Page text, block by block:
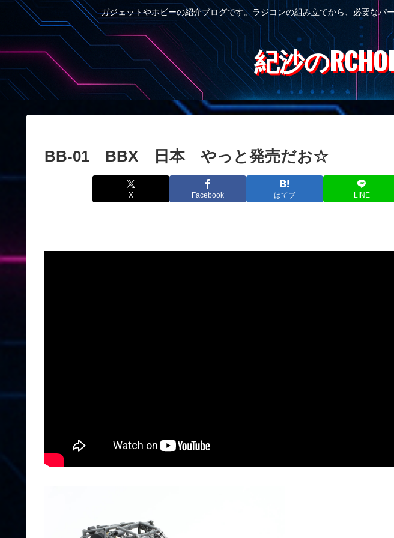
ガジェットやホビーの紹介ブログです。ラジコンの組み立てから、必要なパ
紀沙の
BB-01 BBX 日本 やっと発売だお☆
X Facebook はてブ LINE